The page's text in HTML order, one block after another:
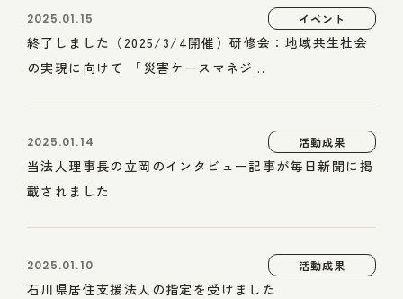
2025.01.15 イベント
終了しました（2025/3/4開催）研修会：地域共生社会
の実現に向けて 「災害ケースマネジ...
2025.01.14 活動成果
当法人理事長の立岡のインタビュー記事が毎日新聞に掲
載されました
2025.01.10 活動成果
石川県居住支援法人の指定を受けました